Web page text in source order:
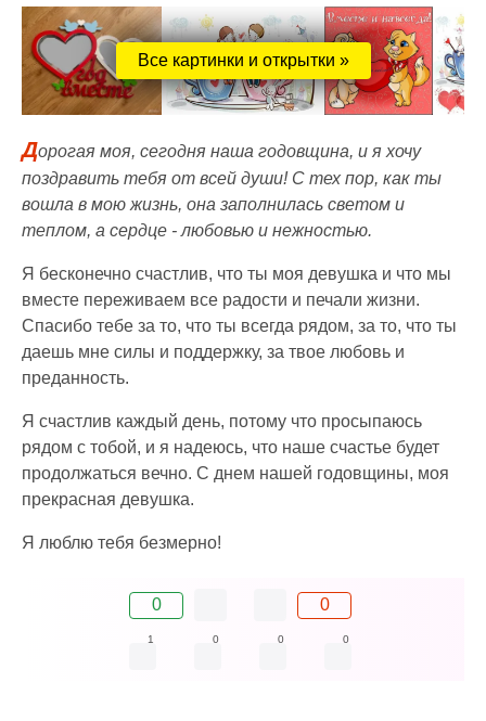
Все картинки и открытки »
Дорогая моя, сегодня наша годовщина, и я хочу
поздравить тебя от всей души! С тех пор, как ты
вошла в мою жизнь, она заполнилась светом и
теплом, а сердце - любовью и нежностью.
Я бесконечно счастлив, что ты моя девушка и что мы
вместе переживаем все радости и печали жизни.
Спасибо тебе за то, что ты всегда рядом, за то, что ты
даешь мне силы и поддержку, за твое любовь и
преданность.
Я счастлив каждый день, потому что просыпаюсь
рядом с тобой, и я надеюсь, что наше счастье будет
продолжаться вечно. С днем нашей годовщины, моя
прекрасная девушка.
Я люблю тебя безмерно!
0 0
1 0 0 0